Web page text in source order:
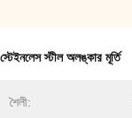
স্টীল অলঙ্কার মূর্তি
শৈলী: